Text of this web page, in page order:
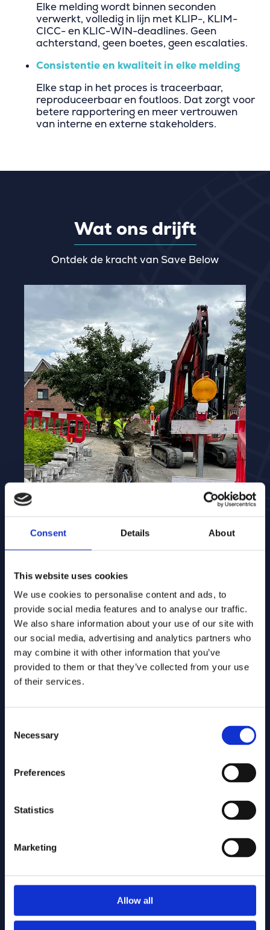
Consent Details About
This website uses cookies
We use cookies to personalise content and ads, to
provide social media features and to analyse our traffic.
We also share information about your use of our site with
our social media, advertising and analytics partners who
may combine it with other information that you’ve
provided to them or that they’ve collected from your use
of their services.
Selection
Necessary
Preferences
Statistics
Marketing
Allow all
Elke melding wordt binnen seconden
verwerkt, volledig in lijn met KLIP-, KLIM-
CICC- en KLIC-WIN-deadlines. Geen
achterstand, geen boetes, geen escalaties.
Consistentie en kwaliteit in elke melding
Elke stap in het proces is traceerbaar,
reproduceerbaar en foutloos. Dat zorgt voor
betere rapportering en meer vertrouwen
van interne en externe stakeholders.
Wat ons drijft
Ontdek de kracht van Save Below
Volledige automatisatie van
Alle KLIP-, KLIM-CICC- en KLIC-
WIN-verzoeken worden automatisch
ontvangen, verwerkt en
geanalyseerd. Je team verliest geen
tijd meer aan repetitieve taken of
manuele dossiercontrole.
Slimme risicoanalyse en duidelijke
Save Below detecteert onmiddellijk
komt van kritieke kabels of leidingen.
teams zich kunnen focussen op wat
Altijd compliant met lokale en
nationale regelgeving